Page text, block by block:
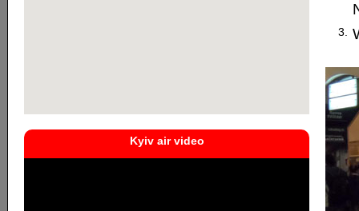
Kyiv air video